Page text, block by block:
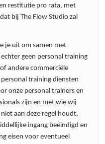
restitutie pro rata, met
bij The Flow Studio zal
je uit om samen met
geen personal training
andere commerciële
training diensten
onze personal trainers en
zijn en met wie wij
aan deze regel houdt,
ingang beëindigd en
eisen voor eventueel